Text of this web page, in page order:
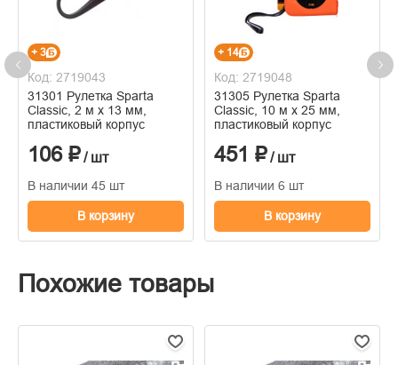
+ 3
Код: 2719043
31301 Рулетка Sparta
Classic, 2 м х 13 мм,
пластиковый корпус
106 ₽/ шт
В наличии 45 шт
В корзину
+ 14
Код: 2719048
31305 Рулетка Sparta
Classic, 10 м х 25 мм,
пластиковый корпус
451 ₽/ шт
В наличии 6 шт
В корзину
Похожие товары